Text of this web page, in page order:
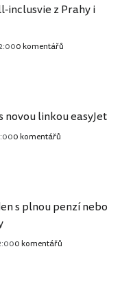
inclusvie z Prahy i
0 komentářů
novou linkou easyJet
0 komentářů
s plnou penzí nebo
0 komentářů